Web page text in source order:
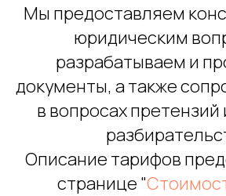
Мы предоставляем
юридическим
разрабатываем и
документы, а также
в вопросах претензий
Описание тарифов
странице "